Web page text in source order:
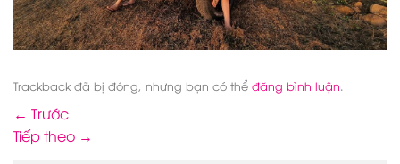
Trackback đã bị đóng, nhưng bạn có thể đăng bình luận.
← Trước
Tiếp theo →